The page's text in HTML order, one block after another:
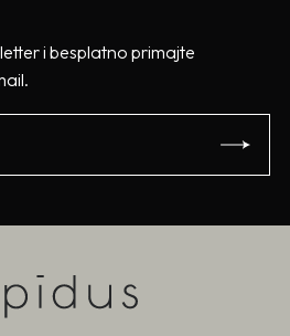
i besplatno primajte